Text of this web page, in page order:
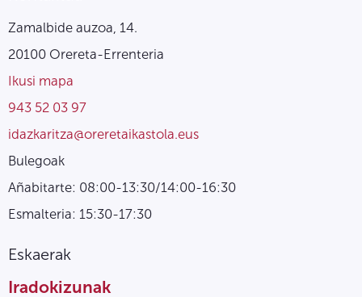
Zamalbide auzoa, 14.
20100 Orereta-Errenteria
Ikusi mapa
943 52 03 97
idazkaritza@oreretaikastola.eus
Bulegoak
Añabitarte: 08:00-13:30/14:00-16:30
Esmalteria: 15:30-17:30
Eskaerak
Iradokizunak